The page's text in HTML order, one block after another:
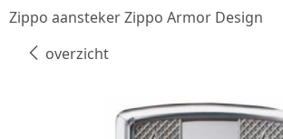
Zippo aansteker Zippo Armor Design
overzicht